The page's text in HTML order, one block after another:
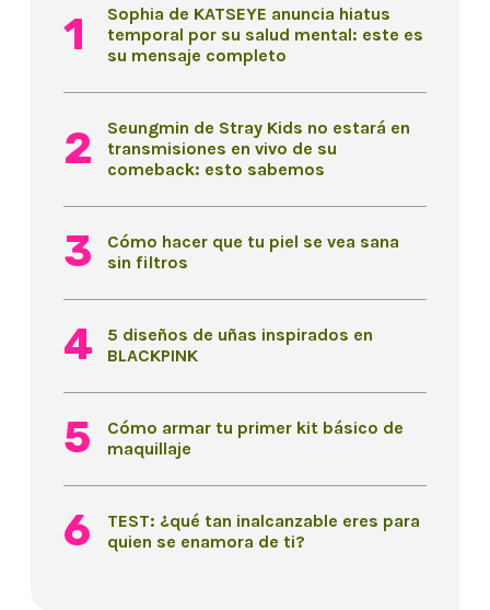
Sophia de KATSEYE anuncia hiatus
temporal por su salud mental: este es
su mensaje completo
Seungmin de Stray Kids no estará en
transmisiones en vivo de su
comeback: esto sabemos
Cómo hacer que tu piel se vea sana
sin filtros
5 diseños de uñas inspirados en
BLACKPINK
Cómo armar tu primer kit básico de
maquillaje
TEST: ¿qué tan inalcanzable eres para
quien se enamora de ti?